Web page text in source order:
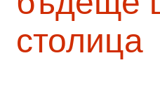
столица